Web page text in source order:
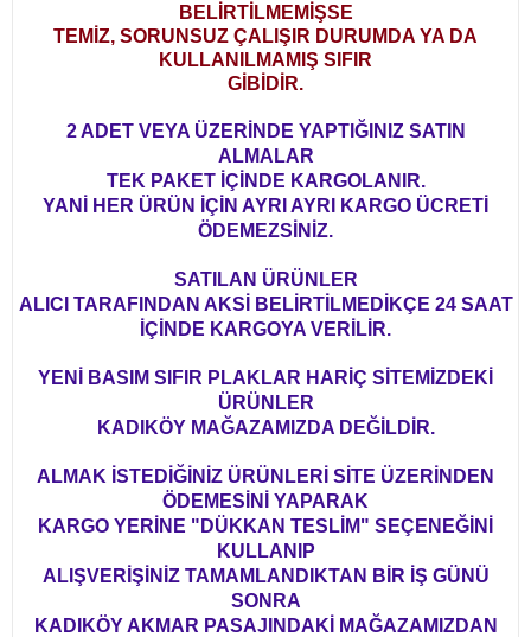
BELİRTİLMEMİŞSE
TEMİZ, SORUNSUZ ÇALIŞIR DURUMDA YA DA
KULLANILMAMIŞ SIFIR
GİBİDİR.
2 ADET VEYA ÜZERİNDE YAPTIĞINIZ SATIN
ALMALAR
TEK PAKET İÇİNDE KARGOLANIR.
YANİ HER ÜRÜN İÇİN AYRI AYRI KARGO ÜCRETİ
ÖDEMEZSİNİZ.
SATILAN ÜRÜNLER
ALICI TARAFINDAN AKSİ BELİRTİLMEDİKÇE 24 SAAT
İÇİNDE KARGOYA VERİLİR.
YENİ BASIM SIFIR PLAKLAR HARİÇ SİTEMİZDEKİ
ÜRÜNLER
KADIKÖY MAĞAZAMIZDA DEĞİLDİR.
ALMAK İSTEDİĞİNİZ ÜRÜNLERİ SİTE ÜZERİNDEN
ÖDEMESİNİ YAPARAK
KARGO YERİNE "DÜKKAN TESLİM" SEÇENEĞİNİ
KULLANIP
ALIŞVERİŞİNİZ TAMAMLANDIKTAN BİR İŞ GÜNÜ
SONRA
KADIKÖY AKMAR PASAJINDAKİ MAĞAZAMIZDAN